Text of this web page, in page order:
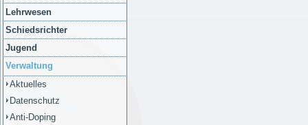
Lehrwesen
Schiedsrichter
Jugend
Verwaltung
Aktuelles
Datenschutz
Anti-Doping